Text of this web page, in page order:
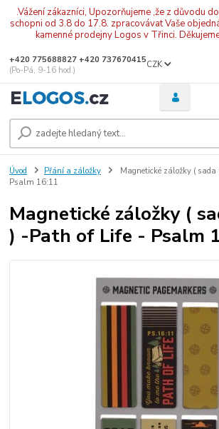
.Vážení zákazníci, Upozorňujeme ,že z důvodu
schopni od 3.8 do 17.8. zpracovávat Vaše
kamenné prodejny Logos v Třinci.
CZK
+420 775688827 +420 737670415
(Po-Pá, 9-16 hod.)
Úvod Přání a záložky
Magnetické záložky (
Psalm 16:11
Magnetické záložky (
) -Path of Life - Psalm